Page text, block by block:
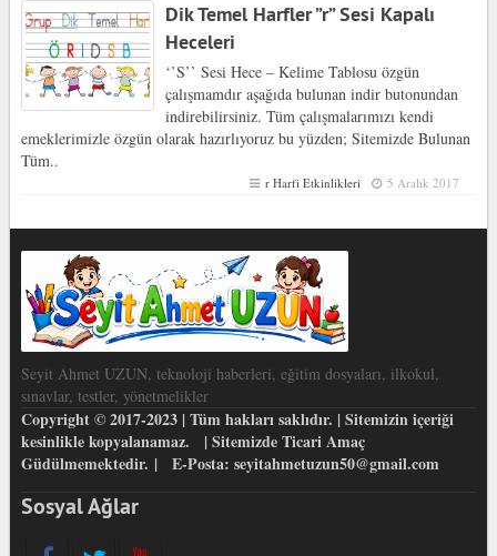
Dik Temel Harfler ”r” Sesi Kapalı
Heceleri
‘’S’’ Sesi Hece – Kelime Tablosu özgün
çalışmamdır aşağıda bulunan indir butonundan
indirebilirsiniz. Tüm çalışmalarımızı kendi
emeklerimizle özgün olarak hazırlıyoruz bu yüzden; Sitemizde Bulunan
Tüm..
r Harfi Etkinlikleri 5 Aralık 2017
Seyit Ahmet UZUN, teknoloji haberleri, eğitim dosyaları, ilkokul,
sınavlar, testler, yönetmelikler
Copyright © 2017-2023 | Tüm hakları saklıdır. | Sitemizin içeriği
kesinlikle kopyalanamaz. | Sitemizde Ticari Amaç
Güdülmemektedir. | E-Posta: seyitahmetuzun50@gmail.com
Sosyal Ağlar